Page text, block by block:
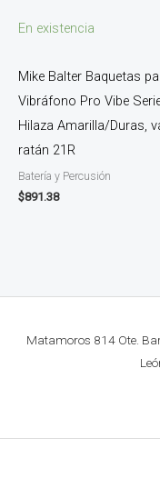
En existencia
Mike Balter Baquetas
Vibráfono Pro Vibe
Hilaza Amarilla/Duras,
ratán 21R
Batería y Percusión
$891.38
Matamoros 814 Ote.